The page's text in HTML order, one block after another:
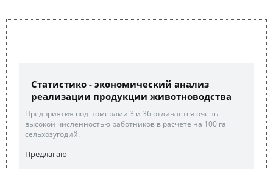
Статистико - экономический анализ
реализации продукции животноводства
Предприятия под номерами 3 и 36 отличается очень
высокой численностью работников в расчете на 100 га
сельхозугодий.
Предлагаю